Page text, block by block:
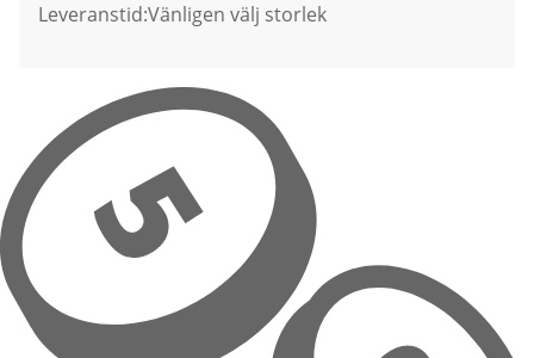
Leveranstid:Vänligen välj storlek